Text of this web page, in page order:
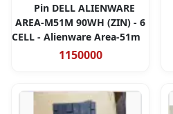
Pin DELL ALIENWARE
AREA-M51M 90WH (ZIN) - 6
CELL - Alienware Area-51m
1150000